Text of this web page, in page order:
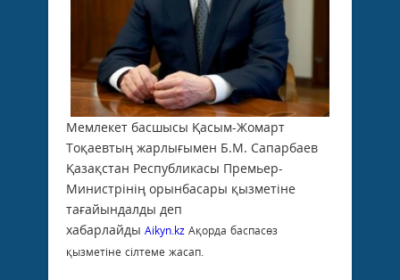
Мемлекет басшысы Қасым-Жомарт
Тоқаевтың жарлығымен Б.М. Сапарбаев
Қазақстан Республикасы Премьер-
Министрінің орынбасары қызметіне
тағайындалды деп
хабарлайды Aikyn.kz Ақорда баспасөз
қызметіне сілтеме жасап.